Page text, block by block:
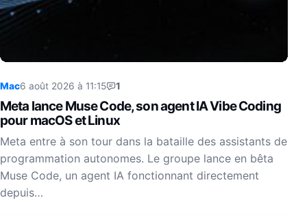
Mac6 août 2026 à 11:15 1
Meta lance Muse Code, son agent IA Vibe Coding
pour macOS et Linux
Meta entre à son tour dans la bataille des assistants de
programmation autonomes. Le groupe lance en bêta
Muse Code, un agent IA fonctionnant directement
depuis…